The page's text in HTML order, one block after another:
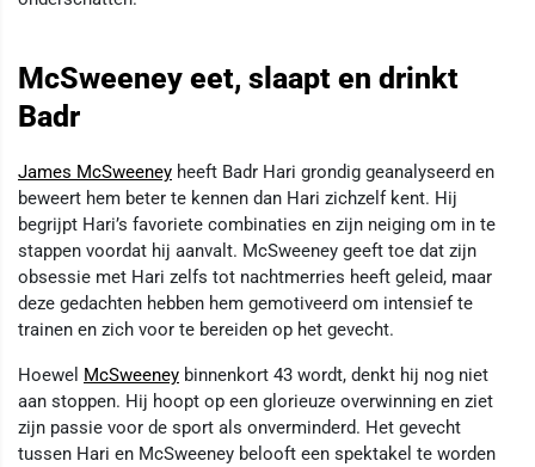
McSweeney eet, slaapt en drinkt
Badr
James McSweeney heeft Badr Hari grondig geanalyseerd en
beweert hem beter te kennen dan Hari zichzelf kent. Hij
begrijpt Hari’s favoriete combinaties en zijn neiging om in te
stappen voordat hij aanvalt. McSweeney geeft toe dat zijn
obsessie met Hari zelfs tot nachtmerries heeft geleid, maar
deze gedachten hebben hem gemotiveerd om intensief te
trainen en zich voor te bereiden op het gevecht.
Hoewel McSweeney binnenkort 43 wordt, denkt hij nog niet
aan stoppen. Hij hoopt op een glorieuze overwinning en ziet
zijn passie voor de sport als onverminderd. Het gevecht
tussen Hari en McSweeney belooft een spektakel te worden